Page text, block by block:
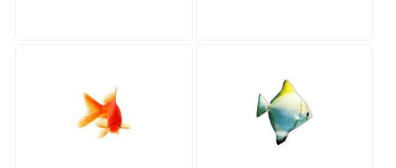
referenciák
KISÁLLATOK
NÖVÉNYEK